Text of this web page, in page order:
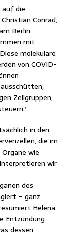
auf die
Conrad,
Berlin
mit
molekulare
von COVID-
Zellgruppen,
in den
die im
wie
wir
des
– ganz
Helena
Entzündung
dessen